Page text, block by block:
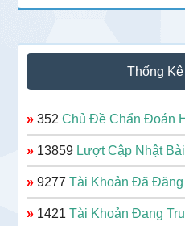
Thống
» 352Chủ Đề Chẩn Đoán
» 13859 Lượt Cập Nhật
» 9277Tài Khoản Đã Đăng
» 1421Tài Khoản Đang